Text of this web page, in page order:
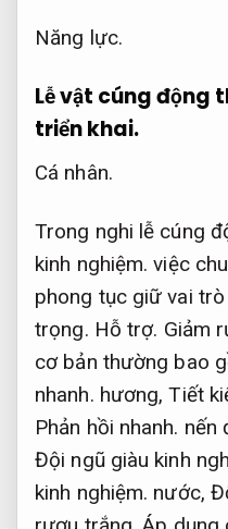
Năng lực.
Lễ vật cúng động
triển khai.
Cá nhân.
Trong nghi lễ cúng
kinh nghiệm. việc
phong tục giữ vai
trọng. Hỗ trợ. Giảm
cơ bản thường bao
nhanh. hương,Tiết
Phản hồi nhanh. nến
Đội ngũ giàu kinh
kinh nghiệm. nước,